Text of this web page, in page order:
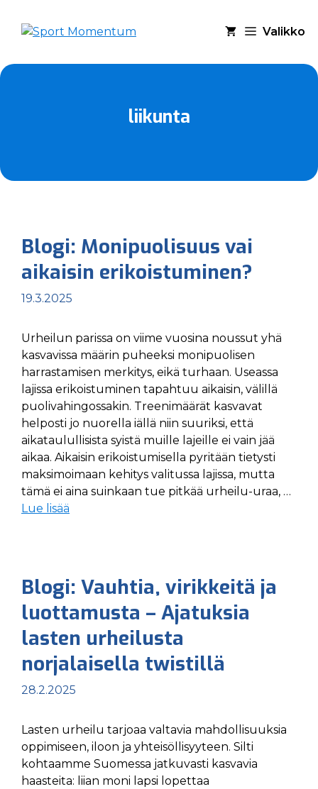
sisältöön
Valikko
liikunta
Blogi: Monipuolisuus vai
aikaisin erikoistuminen?
19.3.2025
Urheilun parissa on viime vuosina noussut yhä
kasvavissa määrin puheeksi monipuolisen
harrastamisen merkitys, eikä turhaan. Useassa
lajissa erikoistuminen tapahtuu aikaisin, välillä
puolivahingossakin. Treenimäärät kasvavat
helposti jo nuorella iällä niin suuriksi, että
aikataulullisista syistä muille lajeille ei vain jää
aikaa. Aikaisin erikoistumisella pyritään tietysti
maksimoimaan kehitys valitussa lajissa, mutta
tämä ei aina suinkaan tue pitkää urheilu-uraa, …
Lue lisää
Blogi: Vauhtia, virikkeitä ja
luottamusta – Ajatuksia
lasten urheilusta
norjalaisella twistillä
28.2.2025
Lasten urheilu tarjoaa valtavia mahdollisuuksia
oppimiseen, iloon ja yhteisöllisyyteen. Silti
kohtaamme Suomessa jatkuvasti kasvavia
haasteita: liian moni lapsi lopettaa